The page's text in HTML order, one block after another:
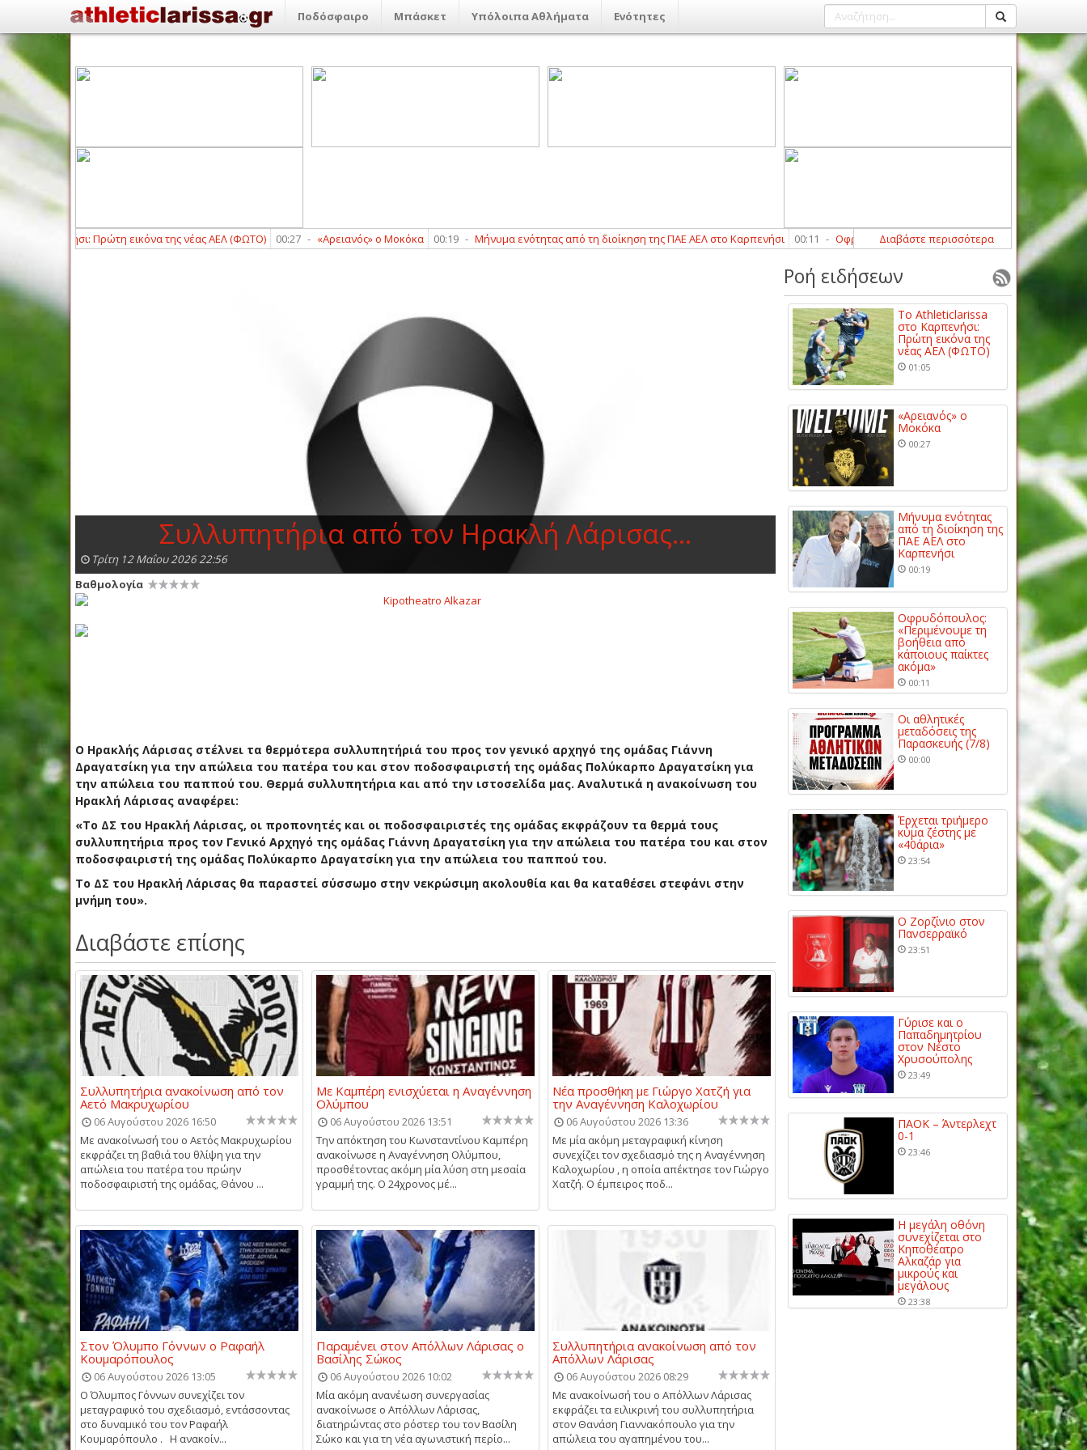
Ποδόσφαιρο Μπάσκετ Υπόλοιπα Αθλήματα Ενότητες
Καρπενήσι: Πρώτη εικόνα της νέας ΑΕΛ (ΦΩΤΟ) 00:27 - «Αρειανός» ο Μοκόκα 00:19 - Μήνυμα ενότητας από τη διοίκηση της ΠΑΕ ΑΕΛ στο Καρπενήσι 00:11 - Οφρυδόπουλος: «Περιμένουμε τη βοήθεια από
Διαβάστε περισσότερα
Συλλυπητήρια από τον Ηρακλή Λάρισας…
Τρίτη 12 Μαΐου 2026 22:56
Βαθμολογία
Ο Ηρακλής Λάρισας στέλνει τα θερμότερα συλλυπητήριά του προς τον γενικό αρχηγό της ομάδας Γιάννη
Δραγατσίκη για την απώλεια του πατέρα του και στον ποδοσφαιριστή της ομάδας Πολύκαρπο Δραγατσίκη για
την απώλεια του παππού του. Θερμά συλλυπητήρια και από την ιστοσελίδα μας. Αναλυτικά η ανακοίνωση του
Ηρακλή Λάρισας αναφέρει:
«Το ΔΣ του Ηρακλή Λάρισας, οι προπονητές και οι ποδοσφαιριστές της ομάδας εκφράζουν τα θερμά τους
συλλυπητήρια προς τον Γενικό Αρχηγό της ομάδας Γιάννη Δραγατσίκη για την απώλεια του πατέρα του και στον
ποδοσφαιριστή της ομάδας Πολύκαρπο Δραγατσίκη για την απώλεια του παππού του.
Το ΔΣ του Ηρακλή Λάρισας θα παραστεί σύσσωμο στην νεκρώσιμη ακολουθία και θα καταθέσει στεφάνι στην
μνήμη του».
Διαβάστε επίσης
Συλλυπητήρια ανακοίνωση από τον
Αετό Μακρυχωρίου
06 Αυγούστου 2026 16:50
Με ανακοίνωσή του ο Αετός Μακρυχωρίου
εκφράζει τη βαθιά του θλίψη για την
απώλεια του πατέρα του πρώην
ποδοσφαιριστή της ομάδας, Θάνου ...
Με Καμπέρη ενισχύεται η Αναγέννηση
Ολύμπου
06 Αυγούστου 2026 13:51
Την απόκτηση του Κωνσταντίνου Καμπέρη
ανακοίνωσε η Αναγέννηση Ολύμπου,
προσθέτοντας ακόμη μία λύση στη μεσαία
γραμμή της. Ο 24χρονος μέ...
Νέα προσθήκη με Γιώργο Χατζή για
την Αναγέννηση Καλοχωρίου
06 Αυγούστου 2026 13:36
Με μία ακόμη μεταγραφική κίνηση
συνεχίζει τον σχεδιασμό της η Αναγέννηση
Καλοχωρίου , η οποία απέκτησε τον Γιώργο
Χατζή. Ο έμπειρος ποδ...
Στον Όλυμπο Γόννων ο Ραφαήλ
Κουμαρόπουλος
06 Αυγούστου 2026 13:05
Ο Όλυμπος Γόννων συνεχίζει τον
μεταγραφικό του σχεδιασμό, εντάσσοντας
στο δυναμικό του τον Ραφαήλ
Κουμαρόπουλο . Η ανακοίν...
Παραμένει στον Απόλλων Λάρισας ο
Βασίλης Σώκος
06 Αυγούστου 2026 10:02
Μία ακόμη ανανέωση συνεργασίας
ανακοίνωσε ο Απόλλων Λάρισας,
διατηρώντας στο ρόστερ του τον Βασίλη
Σώκο και για τη νέα αγωνιστική περίο...
Συλλυπητήρια ανακοίνωση από τον
Απόλλων Λάρισας
06 Αυγούστου 2026 08:29
Με ανακοίνωσή του ο Απόλλων Λάρισας
εκφράζει τα ειλικρινή του συλλυπητήρια
στον Θανάση Γιαννακόπουλο για την
απώλεια του αγαπημένου του...
Ροή ειδήσεων
Το Athleticlarissa
στο Καρπενήσι:
Πρώτη εικόνα της
νέας ΑΕΛ (ΦΩΤΟ)
01:05
«Αρειανός» ο
Μοκόκα
00:27
Μήνυμα ενότητας
από τη διοίκηση της
ΠΑΕ ΑΕΛ στο
Καρπενήσι
00:19
Οφρυδόπουλος:
«Περιμένουμε τη
βοήθεια από
κάποιους παίκτες
ακόμα»
00:11
Οι αθλητικές
μεταδόσεις της
Παρασκευής (7/8)
00:00
Έρχεται τριήμερο
κύμα ζέστης με
«40άρια»
23:54
Ο Ζορζίνιο στον
Πανσερραϊκό
23:51
Γύρισε και ο
Παπαδημητρίου
στον Νέστο
Χρυσούπολης
23:49
ΠΑΟΚ – Άντερλεχτ
0-1
23:46
Η μεγάλη οθόνη
συνεχίζεται στο
Κηποθέατρο
Αλκαζάρ για
μικρούς και
μεγάλους
23:38